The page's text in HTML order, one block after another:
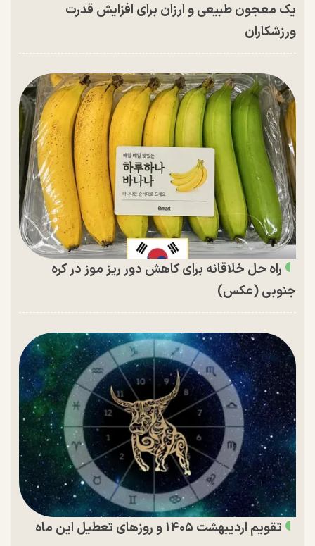
یک معجون طبیعی و ارزان برای افزایش قدرت
ورزشکاران
راه حل خلاقانه برای کاهش دور ریز موز در کره
جنوبی (عکس)
تقویم اردیبهشت ۱۴۰۵ و روز‌های تعطیل این ماه